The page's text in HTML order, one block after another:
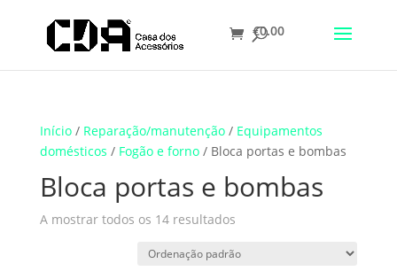
Translate
€0.00
Início/ Reparação/manutenção/ Equipamentos
domésticos / Fogão e forno/ Bloca portas e bombas
Bloca portas e bombas
A mostrar todos os 14 resultados